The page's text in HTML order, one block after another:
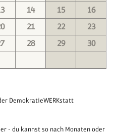
14 15
16
21 22
23
28 29
30
DemokratieWERKstatt
- du kannst so nach Monaten oder